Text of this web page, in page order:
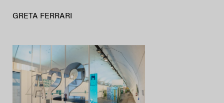
GRETA FERRARI